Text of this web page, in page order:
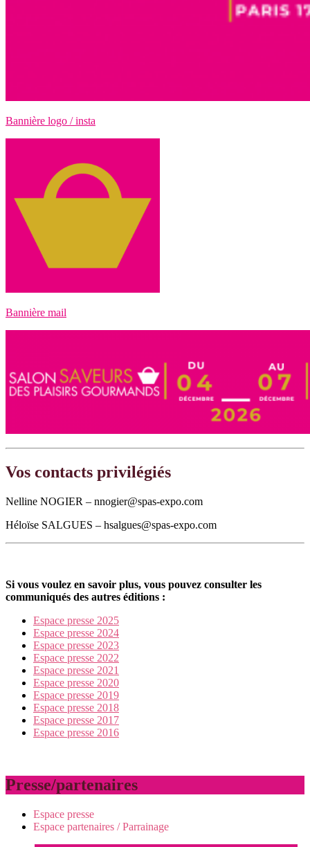
Bannière logo / insta
Bannière mail
Vos contacts privilégiés
Nelline NOGIER – nnogier@spas-expo.com
Héloïse SALGUES – hsalgues@spas-expo.com
Si vous voulez en savoir plus, vous pouvez consulter les
communiqués des autres éditions :
Espace presse 2025
Espace presse 2024
Espace presse 2023
Espace presse 2022
Espace presse 2021
Espace presse 2020
Espace presse 2019
Espace presse 2018
Espace presse 2017
Espace presse 2016
Presse/partenaires
Espace presse
Espace partenaires / Parrainage